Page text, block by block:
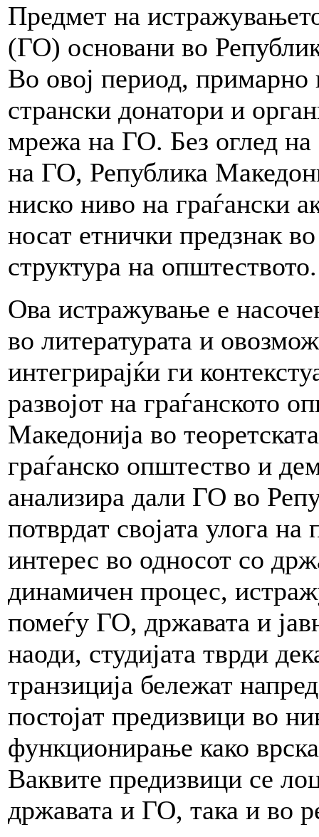
Предмет на
(ГО) основани во
Во овој период, примарно
странски донатори и
мрежа на ГО. Без оглед на
на ГО, Република
ниско ниво на граѓански
носат етнички предзнак
структура на општеството.
Ова истражување е
во литературата и
интегрирајќи ги
развојот на граѓанското
Македонија во
граѓанско општество и
анализира дали ГО во
потврдат својата улога
интерес во односот со
динамичен процес,
помеѓу ГО, државата и
наоди, студијата тврди
транзиција бележат
постојат предизвици во
функционирање како
Ваквите предизвици се
државата и ГО, така и во